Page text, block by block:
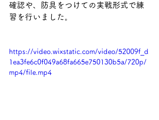
確認や、防具をつけての実戦形式で練
習を行いました。
https://video.wixstatic.com/video/52009f_d
1ea3fe6c0f049a68fa665e750130b5a/720p/
mp4/file.mp4